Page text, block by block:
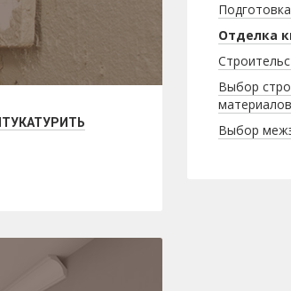
Отделка
Выбор
материалов
Выбор